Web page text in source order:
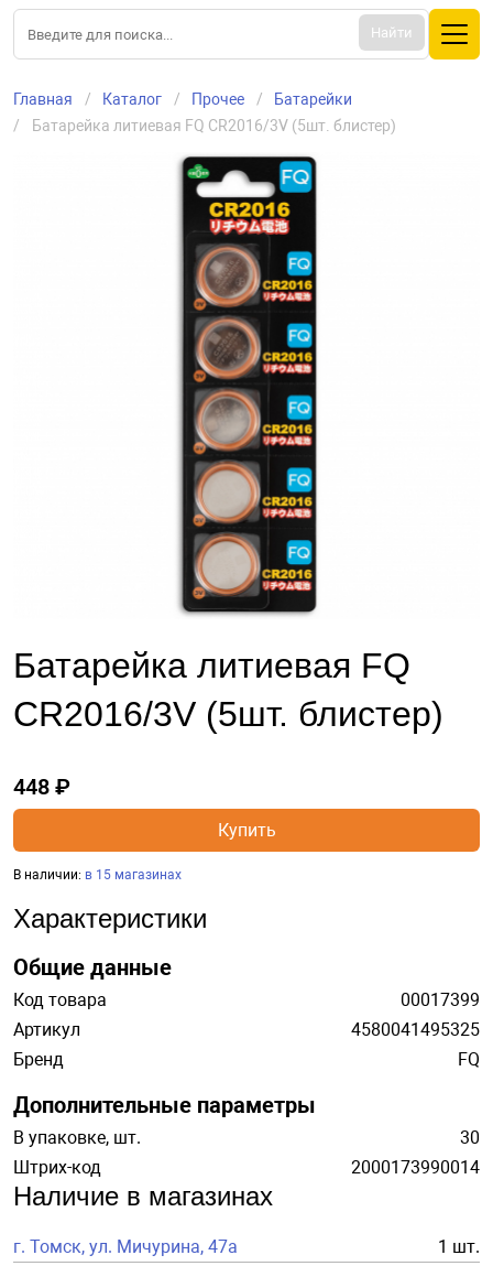
Найти
Главная Каталог Прочее
Батарейки
Батарейка литиевая FQ CR2016/3V (5шт. блистер)
Батарейка литиевая FQ
CR2016/3V (5шт. блистер)
448 ₽
Купить
В наличии: в 15 магазинах
Характеристики
Общие данные
Код товара
00017399
Артикул
4580041495325
Бренд
FQ
Дополнительные параметры
В упаковке, шт.
30
Штрих-код
2000173990014
Наличие в магазинах
г. Томск, ул. Мичурина, 47а
1 шт.